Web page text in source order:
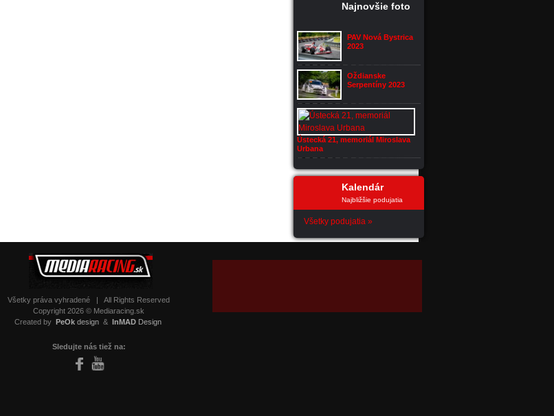
Najnovšie foto
PAV Nová Bystrica
2023
Oždianske
Serpentíny 2023
Ústecká 21, memoriál Miroslava
Urbana
Kalendár
Najbližšie podujatia
Všetky podujatia »
Všetky práva vyhradené |
All Rights Reserved
Copyright 2026 © Mediaracing.sk
Created by PeOkdesign & InMADDesign
Sledujte nás tiež na: